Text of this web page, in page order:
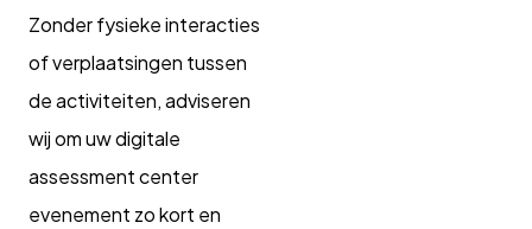
Zonder fysieke interacties
of verplaatsingen tussen
de activiteiten, adviseren
wij om uw digitale
assessment center
evenement zo kort en